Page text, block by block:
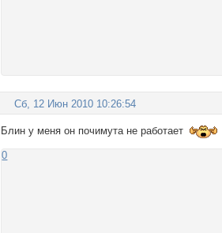
Сб, 12 Июн 2010 10:26:54
Блин у меня он почимута не работает
0